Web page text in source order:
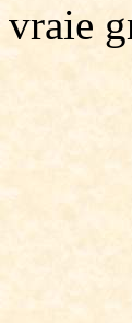
vraie